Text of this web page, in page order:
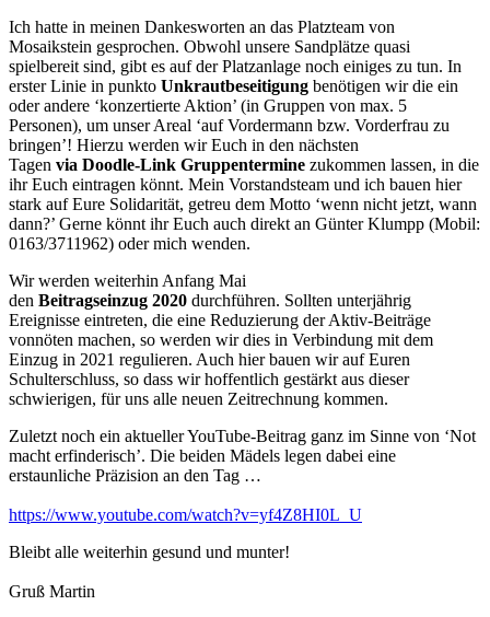
Ich hatte in meinen Dankesworten an das Platzteam von
Mosaikstein gesprochen. Obwohl unsere Sandplätze quasi
spielbereit sind, gibt es auf der Platzanlage noch einiges zu tun. In
erster Linie in punkto Unkrautbeseitigung benötigen wir die ein
oder andere ‘konzertierte Aktion’ (in Gruppen von max. 5
Personen), um unser Areal ‘auf Vordermann bzw. Vorderfrau zu
bringen’! Hierzu werden wir Euch in den nächsten
Tagen via Doodle-Link Gruppentermine zukommen lassen, in die
ihr Euch eintragen könnt. Mein Vorstandsteam und ich bauen hier
stark auf Eure Solidarität, getreu dem Motto ‘wenn nicht jetzt, wann
dann?’ Gerne könnt ihr Euch auch direkt an Günter Klumpp (Mobil:
0163/3711962) oder mich wenden.
Wir werden weiterhin Anfang Mai
den Beitragseinzug 2020 durchführen. Sollten unterjährig
Ereignisse eintreten, die eine Reduzierung der Aktiv-Beiträge
vonnöten machen, so werden wir dies in Verbindung mit dem
Einzug in 2021 regulieren. Auch hier bauen wir auf Euren
Schulterschluss, so dass wir hoffentlich gestärkt aus dieser
schwierigen, für uns alle neuen Zeitrechnung kommen.
Zuletzt noch ein aktueller YouTube-Beitrag ganz im Sinne von ‘Not
macht erfinderisch’. Die beiden Mädels legen dabei eine
erstaunliche Präzision an den Tag …
https://www.youtube.com/watch?v=yf4Z8HI0L_U
Bleibt alle weiterhin gesund und munter!
Gruß Martin